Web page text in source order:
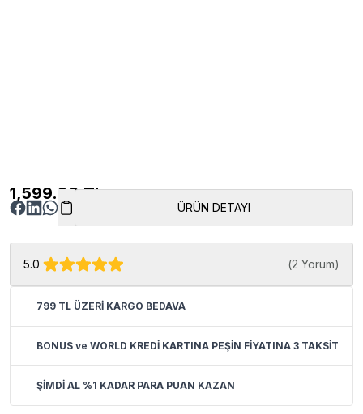
1,599.00 TL
ÜRÜN DETAYI
5.0 (2 Yorum)
799 TL ÜZERİ KARGO BEDAVA
BONUS ve WORLD KREDİ KARTINA PEŞİN FİYATINA 3 TAKSİT
ŞİMDİ AL %1 KADAR PARA PUAN KAZAN